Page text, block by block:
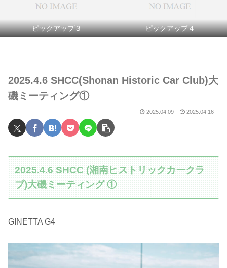
ピックアップ３ ピックアップ４
2025.4.6 SHCC(Shonan Historic Car Club)大
磯ミーティング①
2025.04.09 2025.04.16
2025.4.6 SHCC (湘南ヒストリックカークラ
ブ)大磯ミーティング ①
GINETTA G4